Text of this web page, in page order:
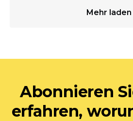
Mehr laden
Abonnieren
erfahren,